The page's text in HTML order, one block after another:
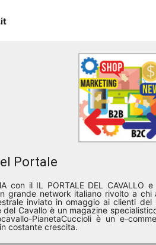
Portale
con il IL PORTALE DEL CAVALLO
grande network italiano rivolto a
inviato in omaggio ai clienti
del Cavallo è un magazine
PianetaCuccioli è un e-
costante crescita.